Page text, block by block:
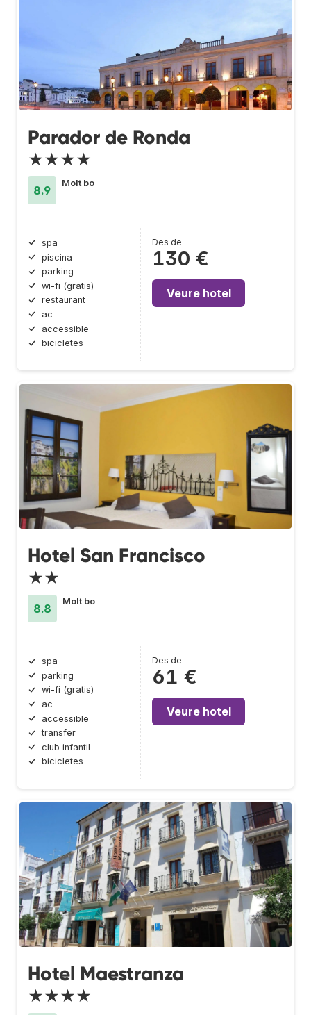
Parador de Ronda
★★★★
8.9
Molt bo
spa
piscina
parking
wi-fi (gratis)
restaurant
ac
accessible
bicicletes
Des de
130 €
Veure hotel
Hotel San Francisco
★★
8.8
Molt bo
spa
parking
wi-fi (gratis)
ac
accessible
transfer
club infantil
bicicletes
Des de
61 €
Veure hotel
Hotel Maestranza
★★★★